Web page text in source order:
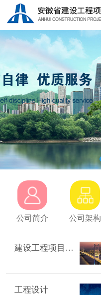
公司简介 公司架构
建设工程项目管理
工程设计